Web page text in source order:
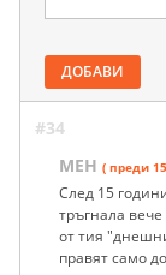
ДОБАВИ
#34
МЕН ( преди
След 15
тръгнала
от тия
правят само